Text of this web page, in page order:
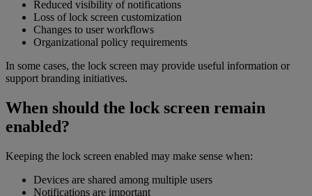
Reduced visibility of notifications
Loss of lock screen customization
Changes to user workflows
Organizational policy requirements
In some cases, the lock screen may provide useful information or
support branding initiatives.
When should the lock screen remain
enabled?
Keeping the lock screen enabled may make sense when:
Devices are shared among multiple users
Notifications are important